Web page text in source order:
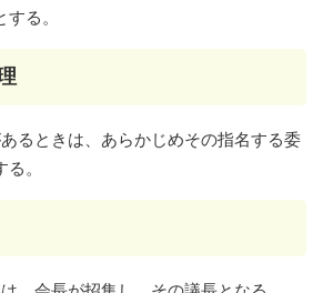
る。
るときは、あらかじめその指名する委
。